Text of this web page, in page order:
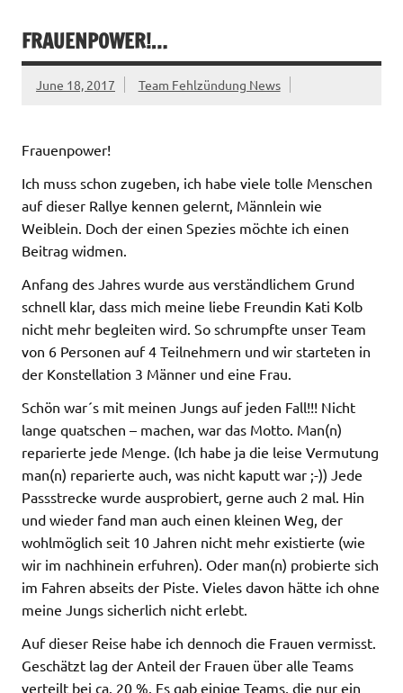
FRAUENPOWER!…
June 18, 2017 Team Fehlzündung News
Frauenpower!
Ich muss schon zugeben, ich habe viele tolle Menschen
auf dieser Rallye kennen gelernt, Männlein wie
Weiblein. Doch der einen Spezies möchte ich einen
Beitrag widmen.
Anfang des Jahres wurde aus verständlichem Grund
schnell klar, dass mich meine liebe Freundin Kati Kolb
nicht mehr begleiten wird. So schrumpfte unser Team
von 6 Personen auf 4 Teilnehmern und wir starteten in
der Konstellation 3 Männer und eine Frau.
Schön war´s mit meinen Jungs auf jeden Fall!!! Nicht
lange quatschen – machen, war das Motto. Man(n)
reparierte jede Menge. (Ich habe ja die leise Vermutung
man(n) reparierte auch, was nicht kaputt war ;-)) Jede
Passstrecke wurde ausprobiert, gerne auch 2 mal. Hin
und wieder fand man auch einen kleinen Weg, der
wohlmöglich seit 10 Jahren nicht mehr existierte (wie
wir im nachhinein erfuhren). Oder man(n) probierte sich
im Fahren abseits der Piste. Vieles davon hätte ich ohne
meine Jungs sicherlich nicht erlebt.
Auf dieser Reise habe ich dennoch die Frauen vermisst.
Geschätzt lag der Anteil der Frauen über alle Teams
verteilt bei ca. 20 %. Es gab einige Teams, die nur ein